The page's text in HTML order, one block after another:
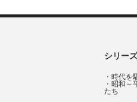
シリーズ
・ 時代を
・ 昭和～
たち